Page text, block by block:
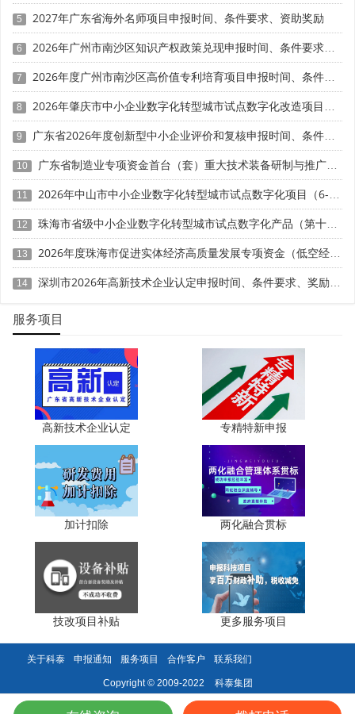
加制定设计标准，或获得国内外授权与设计创新相关的专
利、版权、知名设计奖等共计15项以上，或成立以来累计50
项以上;粤东粤西粤北地区企业近两年内共计10项以上，或
提供转让或独占许可证明，不计入有效成果。仅罗列奖项证
书，缺少产品量产销售、营收增长等效益材料，无法体现设
计转化价值，创新板块低分。
(五)申报材料弄虚作假、格式规范严重缺失
因弄虚作假被撤销称号的，四年内不得重新申请认定，
属于后果最严重的致命错误。社保流水、审计报告、专利证
书等存在篡改痕迹，一经核查直接淘汰并记入企业信用台
账。企业名称、成立时间、主营产品等信息在申请表与证明
文件中多处不一致，材料完整性不达标，初审直接退回补
正，错过申报窗口期。
三、结尾
2025年新版政策收紧量化指标与材料核验标准，近四成
企业折戟初审，本质是前期未对照政策逐条自查。建议企业
按本文五大扣分项建立自查清单，优先核验主体资质、财
务、人才三大硬性指标，确保知识产权贴合主业创新，杜绝
材料造假。提前梳理专项台账、社保、权属证明等佐证文
件，统一申报数据口径，既能规避初审淘汰风险，也能在省
级专家评审中拉开分值差距，顺利拿下省级工业设计中心资
科泰集团(https://www.gdktzx.com/)成立17年来，致力于
高新技术企业认定 名优高新技术产品 认定、省市工程
中心认定、省市企业技术中心认定、省市工业设计中心认
专精特新中小企业
、专精特新“小
巨人”、专利软著申请、
加计扣除、两化融合贯标
证、科技型中小企业评价入库、创新创业大赛、专利奖、科
学技术奖、科技成果评价、 科技成果转化等服务。关注【科
小泰】公众号，及时获取最新科技项目资讯!
5 2027年广东省海外名师项目申报时间、条件要求、资助奖励
6 2026年广州市南沙区知识产权政策兑现申报时间、条件要求、补助奖励
7 2026年度广州市南沙区高价值专利培育项目申报时间、条件要求、资助奖励
8 2026年肇庆市中小企业数字化转型城市试点数字化改造项目动态申报时间、条件要求、补助奖励
9 广东省2026年度创新型中小企业评价和复核申报时间、条件要求、扶持奖励
10 广东省制造业专项资金首台（套）重大技术装备研制与推广应用项目入库储备申报时间、条件要求、补助奖励
11 2026年中山市中小企业数字化转型城市试点数字化项目（6-7月）入库申报时间、条件要求
12 珠海市省级中小企业数字化转型城市试点数字化产品（第十批）征集申报时间、条件要求
13 2026年度珠海市促进实体经济高质量发展专项资金（低空经济产业发展项目）入库申报时间、条件要求、补助奖励
14 深圳市2026年高新技术企业认定申报时间、条件要求、奖励政策
服务项目
高新技术企业认定 专精特新申报
加计扣除 两化融合贯标
技改项目补贴 更多服务项目
关于科泰 申报通知 服务项目 合作客户 联系我们
Copyright © 2009-2022 科泰集团